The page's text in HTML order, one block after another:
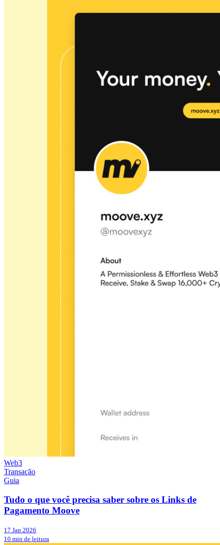
Web3
Transação
Guia
Tudo o que você precisa saber sobre os Links de
Pagamento Moove
17 Jan 2026
10 min de leitura